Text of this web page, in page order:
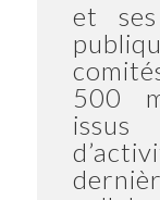
et
500